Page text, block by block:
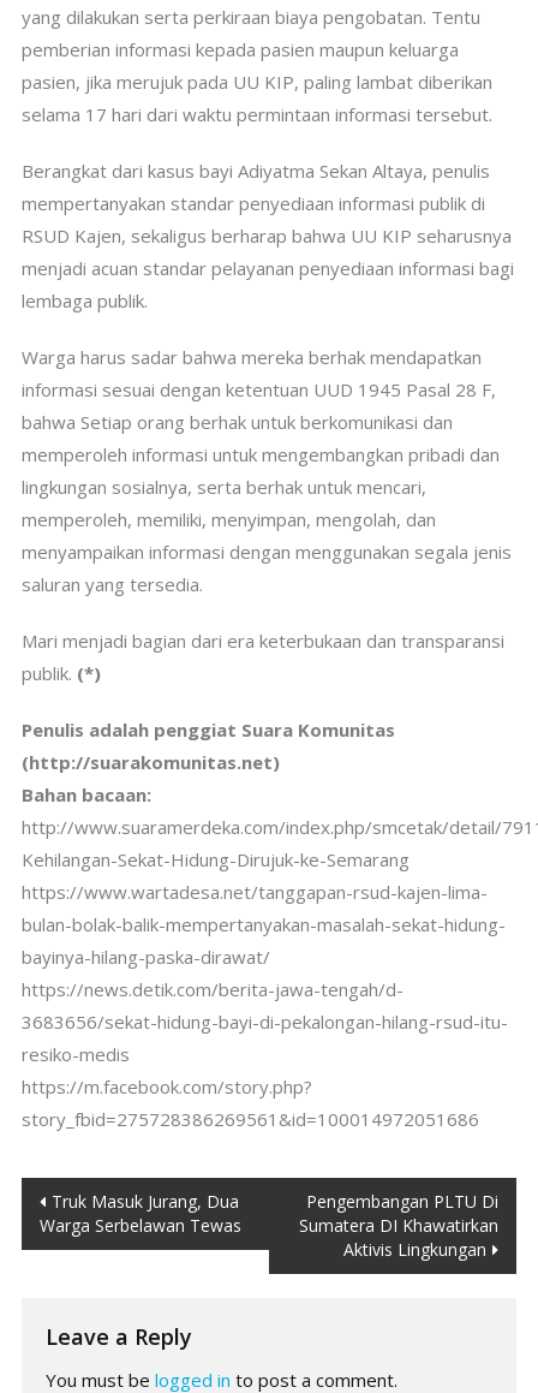
yang dilakukan serta perkiraan biaya pengobatan. Tentu
pemberian informasi kepada pasien maupun keluarga
pasien, jika merujuk pada UU KIP, paling lambat diberikan
selama 17 hari dari waktu permintaan informasi tersebut.
Berangkat dari kasus bayi Adiyatma Sekan Altaya, penulis
mempertanyakan standar penyediaan informasi publik di
RSUD Kajen, sekaligus berharap bahwa UU KIP seharusnya
menjadi acuan standar pelayanan penyediaan informasi bagi
lembaga publik.
Warga harus sadar bahwa mereka berhak mendapatkan
informasi sesuai dengan ketentuan UUD 1945 Pasal 28 F,
bahwa Setiap orang berhak untuk berkomunikasi dan
memperoleh informasi untuk mengembangkan pribadi dan
lingkungan sosialnya, serta berhak untuk mencari,
memperoleh, memiliki, menyimpan, mengolah, dan
menyampaikan informasi dengan menggunakan segala jenis
saluran yang tersedia.
Mari menjadi bagian dari era keterbukaan dan transparansi
publik. (*)
Penulis adalah penggiat Suara Komunitas
(http://suarakomunitas.net)
Bahan bacaan:
http://www.suaramerdeka.com/index.php/smcetak/detail/
Kehilangan-Sekat-Hidung-Dirujuk-ke-Semarang
https://www.wartadesa.net/tanggapan-rsud-kajen-lima-
bulan-bolak-balik-mempertanyakan-masalah-sekat-hidung-
bayinya-hilang-paska-dirawat/
https://news.detik.com/berita-jawa-tengah/d-
3683656/sekat-hidung-bayi-di-pekalongan-hilang-rsud-itu-
resiko-medis
https://m.facebook.com/story.php?
story_fbid=275728386269561&id=100014972051686
Post
navigation
Truk Masuk Jurang, Dua
Warga Serbelawan Tewas
Pengembangan PLTU Di
Sumatera DI Khawatirkan
Aktivis Lingkungan
Leave a Reply
You must be logged in to post a comment.